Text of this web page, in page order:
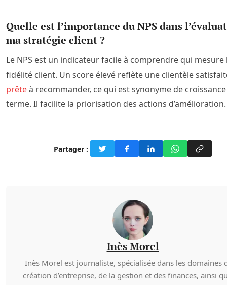
Quelle est l’importance du NPS dans
ma stratégie client ?
Le NPS est un indicateur facile à comprendre qui mesure
fidélité client. Un score élevé reflète une clientèle
prêteà recommander, ce qui est synonyme de
terme. Il facilite la priorisation des actions d’amélioration.
Partager :
Inès Morel
Inès Morel est journaliste, spécialisée dans les domaines
création d’entreprise, de la gestion et des finances, ainsi